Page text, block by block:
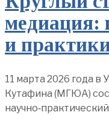
медиация:
и
11 марта 2026 года в
Кутафина (МГЮА)